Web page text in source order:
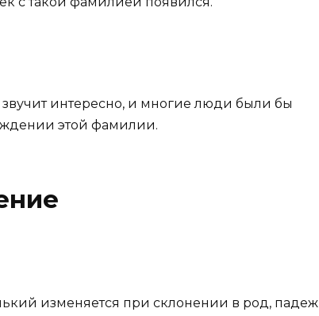
интересно, и многие люди были бы
этой фамилии.
изменяется при склонении в род, падеж